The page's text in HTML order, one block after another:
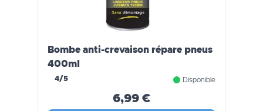
Bombe anti-crevaison répare pneus
400ml
4/5 Disponible
6,99 €